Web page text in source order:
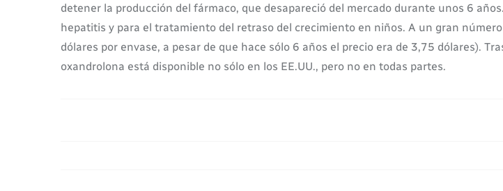
detener la producción del fármaco, que desapareció del mercado durante unos 6
hepatitis y para el tratamiento del retraso del crecimiento en niños. A un gran
dólares por envase, a pesar de que hace sólo 6 años el precio era de 3,75 dólares).
oxandrolona está disponible no sólo en los EE.UU., pero no en todas partes.